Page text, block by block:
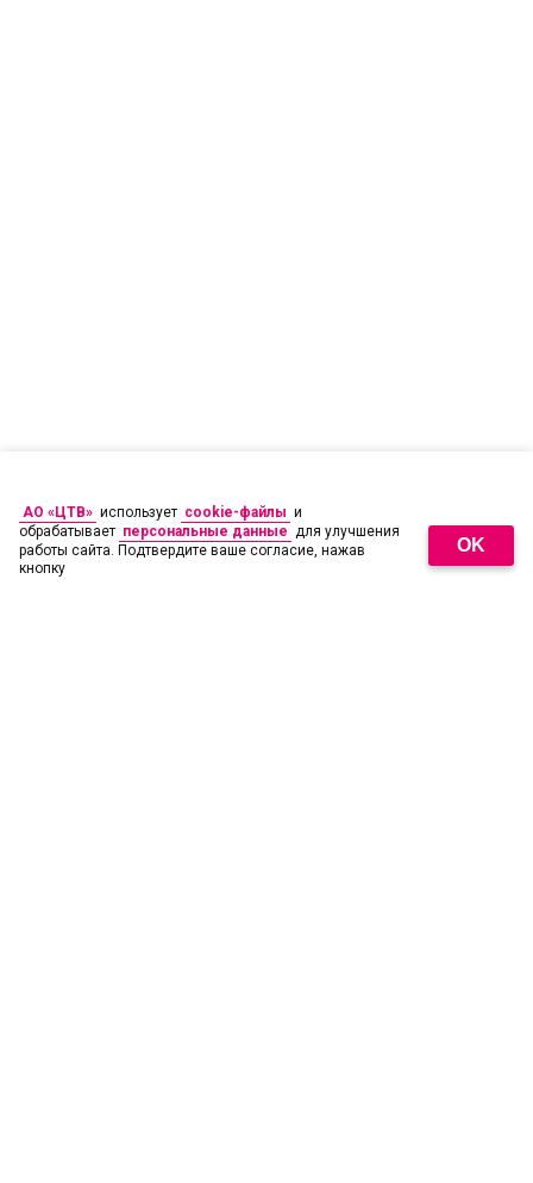
АО «ЦТВ» использует cookie-файлы и
обрабатывает персональные данные для улучшения
работы сайта. Подтвердите ваше согласие, нажав
кнопку
OK